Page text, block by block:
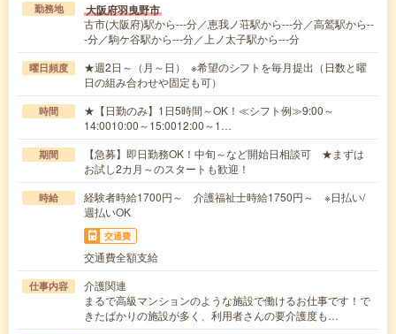
勤務地 大阪府羽曳野市
古市(大阪府)駅から---分／恵我ノ荘駅から---分／高鷲駅から--
-分／駒ケ谷駅から---分／上ノ太子駅から---分
曜日頻度
★週2日～（月～日） ※希望のシフトを毎月提出（日数と曜
日の組み合わせや固定も可）
時間
★【日勤のみ】1日5時間～OK！≪シフト例≫9:00～
14:0010:00～15:0012:00～1…
期間
【急募】即日勤務OK！中旬～など開始日相談可 ★まずは
お試し2カ月～のスタートも歓迎！
時給
経験者時給1700円～ 介護福祉士時給1750円～ ※日払い/
週払いOK
交通費
交通費全額支給
仕事内容
介護関連
まるで高級マンションのような施設で働けるお仕事です！で
きたばかりの施設が多く、利用者さんの要介護度も…